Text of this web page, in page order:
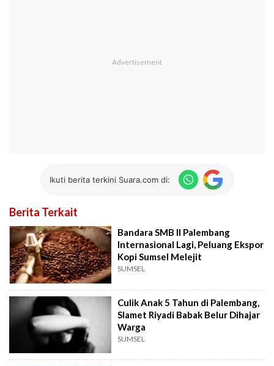
Ikuti berita terkini Suara.com di:
Berita Terkait
Bandara SMB II Palembang
Internasional Lagi, Peluang Ekspor
Kopi Sumsel Melejit
SUMSEL
Culik Anak 5 Tahun di Palembang,
Slamet Riyadi Babak Belur Dihajar
Warga
SUMSEL